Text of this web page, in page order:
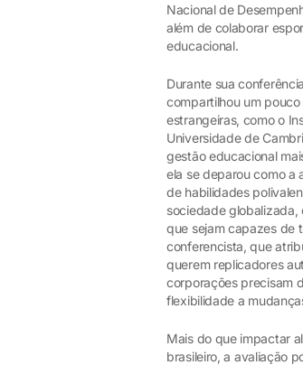
Nacional de
além de colaborar
educacional.
Durante sua
compartilhou um
estrangeiras, como o
Universidade de
gestão educacional
ela se deparou como a
de habilidades
sociedade globalizada,
que sejam capazes de
conferencista, que
querem replicadores
corporações precisam
flexibilidade a
Mais do que impactar
brasileiro, a avaliação